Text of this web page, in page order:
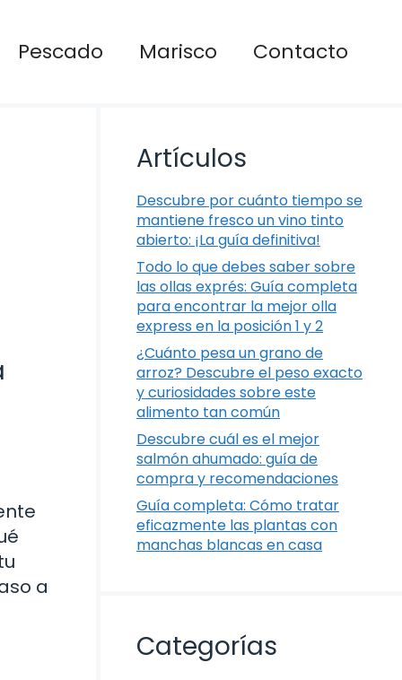
Pescado Marisco Contacto
a
Artículos
Descubre por cuánto tiempo se
mantiene fresco un vino tinto
abierto: ¡La guía definitiva!
Todo lo que debes saber sobre
las ollas exprés: Guía completa
para encontrar la mejor olla
express en la posición 1 y 2
¿Cuánto pesa un grano de
arroz? Descubre el peso exacto
y curiosidades sobre este
alimento tan común
Descubre cuál es el mejor
salmón ahumado: guía de
compra y recomendaciones
Guía completa: Cómo tratar
eficazmente las plantas con
manchas blancas en casa
Categorías